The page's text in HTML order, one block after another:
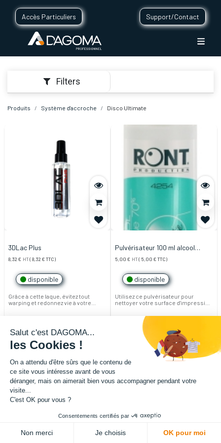
Accès Particuliers Support/Contact
Filters
Produits Système d'accroche Disco Ultimate
3DLac Plus
8,32 € HT( 8,32 €TTC)
disponible
Grâce à cette laque, évitez tout
warping et redonnez vie à votre
Pulvérisateur 100 ml alcool
isopropylique 70%
5,00 € HT( 5,00 €TTC)
disponible
Utilisez ce pulvérisateur pour
nettoyer votre surface d'impression
Ce pulvérisateur d'alcool
isopropylique fait partie de notre
gamme d'accessoires qui vous aide
à réussir tous vos projets
d'impressions.
Salut c'est DAGOMA...
les Cookies !
On a attendu d'être sûrs que le contenu de
ce site vous intéresse avant de vous
déranger, mais on aimerait bien vous accompagner pendant votre
visite...
C'est OK pour vous ?
Consentements certifiés par
Non merci Je choisis OK pour moi